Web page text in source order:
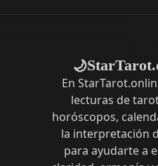
🌙
En
lecturas de
horóscopos,
la interpretación
para ayudarte a